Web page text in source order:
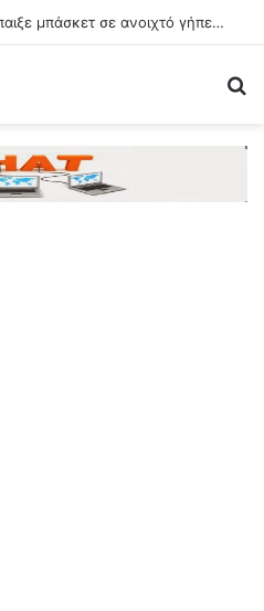
Ο Φακούντο Καμπάτσο έπαιξε μπάσκετ σε ανοιχτό γήπεδο στην Κόρδοβα της Αργεντινής